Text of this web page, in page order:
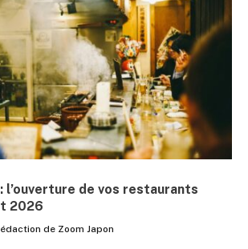
l’ouverture de vos restaurants
2026
de Zoom Japon